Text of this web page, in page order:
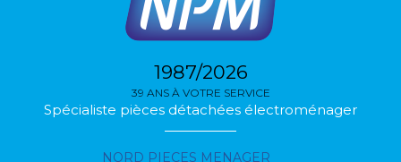
1987/2026
39 ANS À VOTRE SERVICE
Spécialiste pièces détachées électroménager
NORD PIECES MENAGER